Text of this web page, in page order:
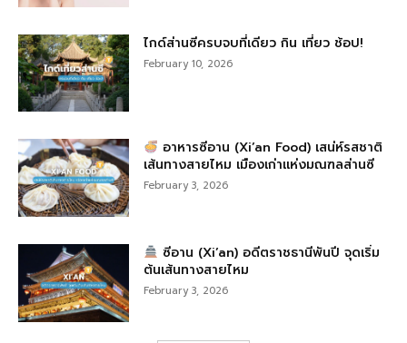
ไกด์ส่านซีครบจบที่เดียว กิน เที่ยว ช้อป!
February 10, 2026
อาหารซีอาน (Xi’an Food) เสน่ห์รสชาติ
เส้นทางสายไหม เมืองเก่าแห่งมณฑลส่านซี
February 3, 2026
ซีอาน (Xi’an) อดีตราชธานีพันปี จุดเริ่ม
ต้นเส้นทางสายไหม
February 3, 2026